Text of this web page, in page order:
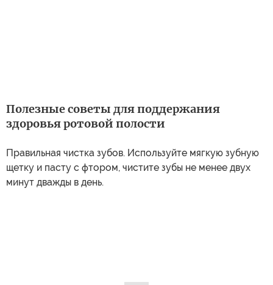
Полезные советы для поддержания
здоровья ротовой полости
Правильная чистка зубов. Используйте мягкую зубную
щетку и пасту с фтором, чистите зубы не менее двух
минут дважды в день.